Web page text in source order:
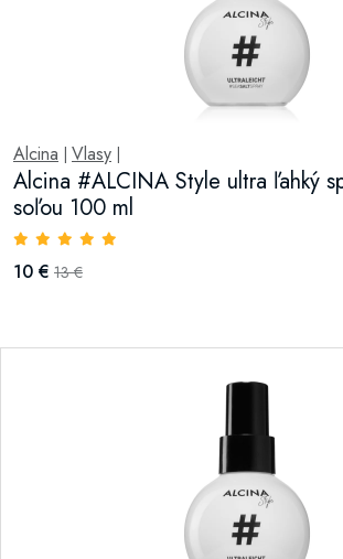
Alcina Vlasy
Alcina #ALCINA Style ultra ľahký
soľou 100 ml
10 € 13 €